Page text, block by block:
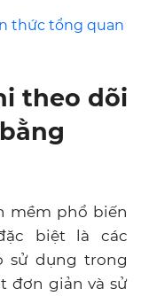
thức tổng quan
theo dõi
mềm phổ biến
biệt là các
sử dụng trong
đơn giản và sử